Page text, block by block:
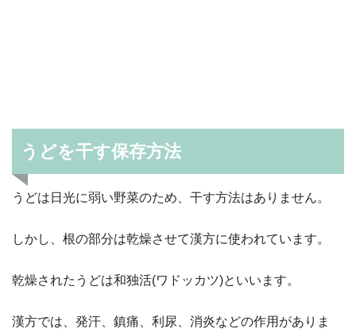
うどを干す保存方法
うどは日光に弱い野菜のため、干す方法はありません。
しかし、根の部分は乾燥させて漢方に使われています。
乾燥されたうどは和独活(ワドッカツ)といいます。
漢方では、発汗、鎮痛、利尿、消炎などの作用がありま